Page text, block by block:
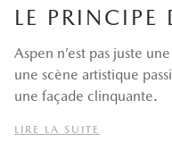
LE PRINCIPE
Aspen n’est pas juste
une scène artistique
une façade clinquante.
LIRE LA SUITE